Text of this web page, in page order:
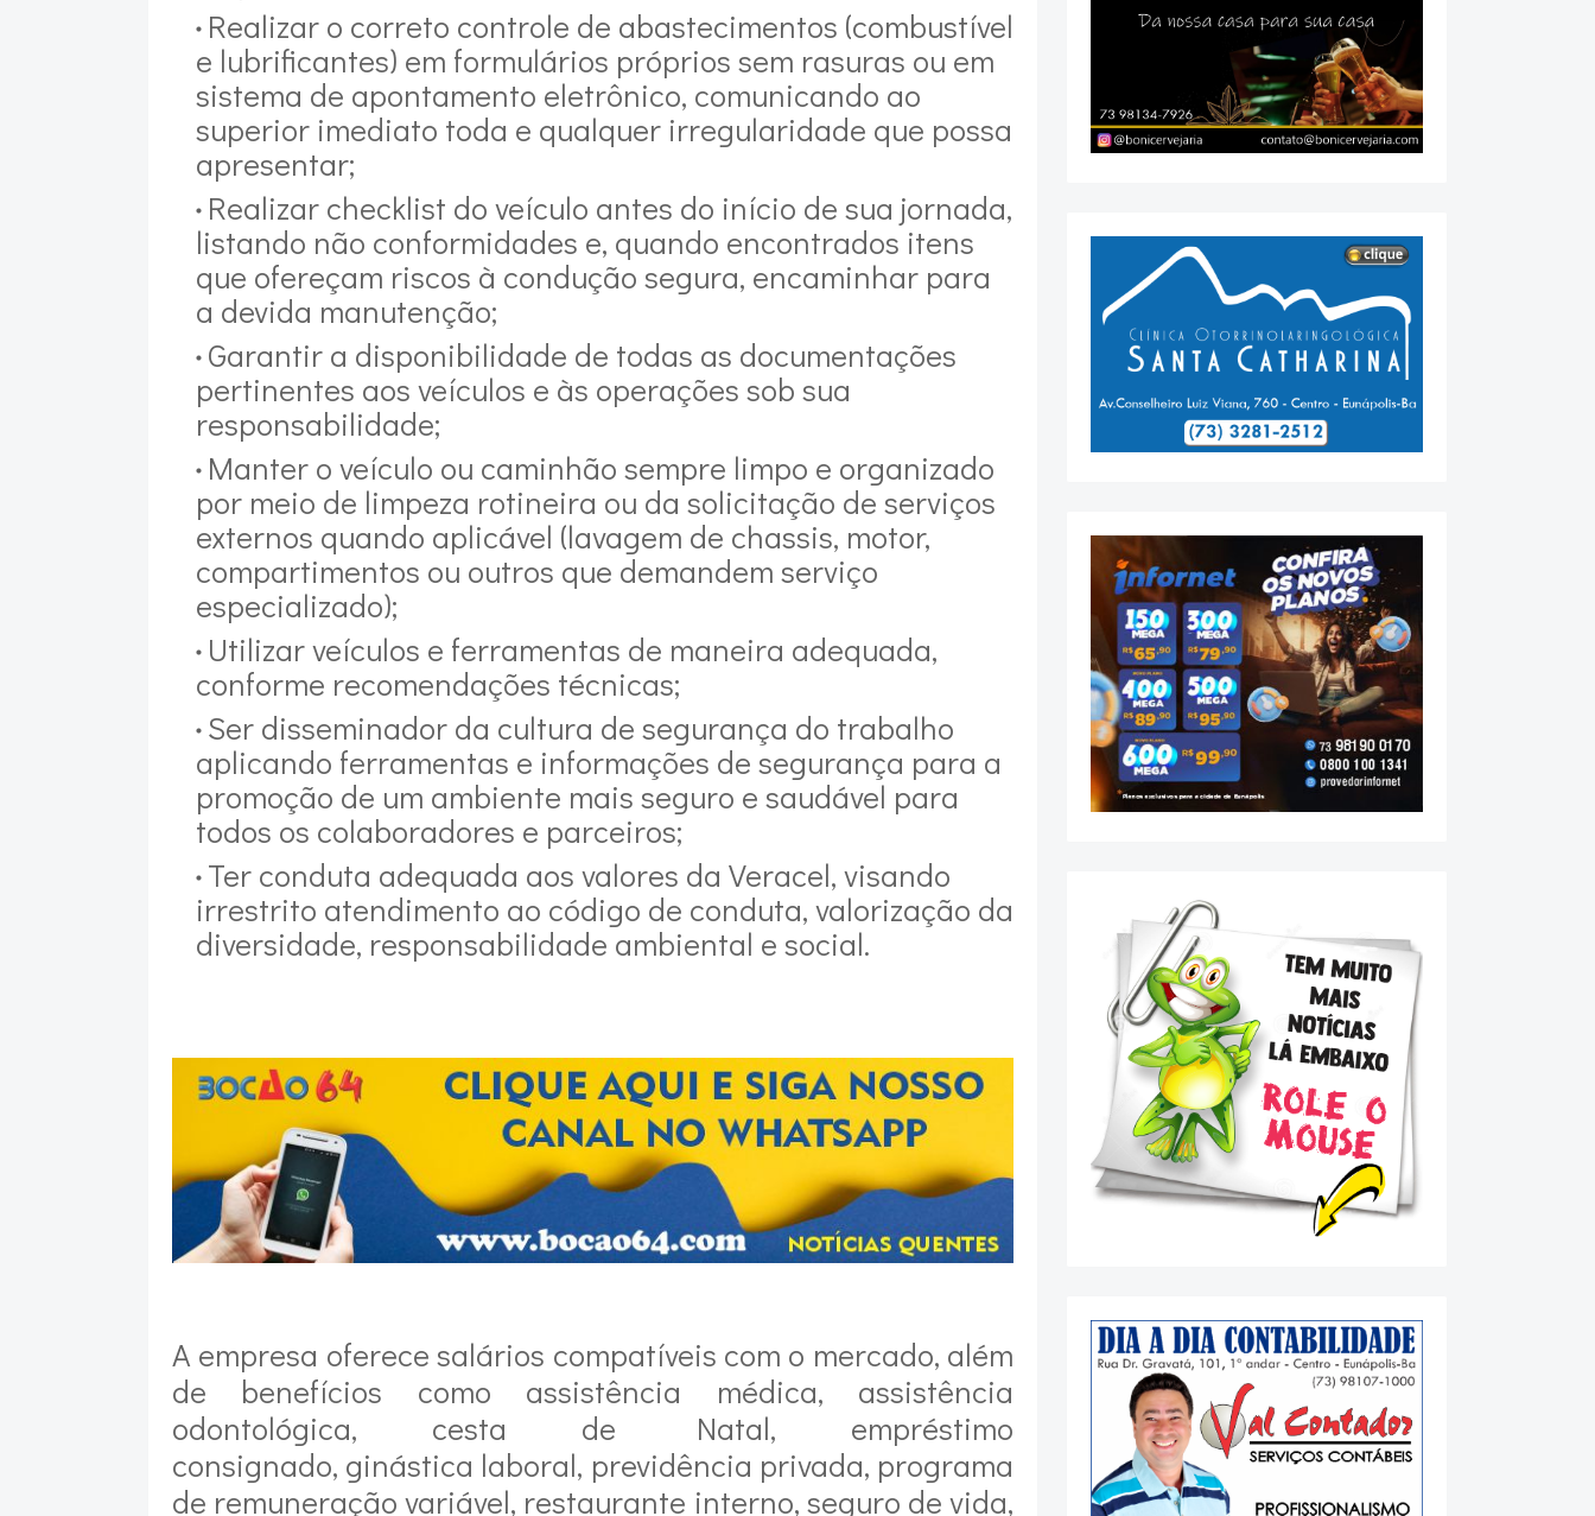
Realizar o correto controle de abastecimentos (combustível
e lubrificantes) em formulários próprios sem rasuras ou em
sistema de apontamento eletrônico, comunicando ao
superior imediato toda e qualquer irregularidade que possa
apresentar;
Realizar checklist do veículo antes do início de sua jornada,
listando não conformidades e, quando encontrados itens
que ofereçam riscos à condução segura, encaminhar para
a devida manutenção;
Garantir a disponibilidade de todas as documentações
pertinentes aos veículos e às operações sob sua
responsabilidade;
Manter o veículo ou caminhão sempre limpo e organizado
por meio de limpeza rotineira ou da solicitação de serviços
externos quando aplicável (lavagem de chassis, motor,
compartimentos ou outros que demandem serviço
especializado);
Utilizar veículos e ferramentas de maneira adequada,
conforme recomendações técnicas;
Ser disseminador da cultura de segurança do trabalho
aplicando ferramentas e informações de segurança para a
promoção de um ambiente mais seguro e saudável para
todos os colaboradores e parceiros;
Ter conduta adequada aos valores da Veracel, visando
irrestrito atendimento ao código de conduta, valorização da
diversidade, responsabilidade ambiental e social.
A empresa oferece salários compatíveis com o mercado, além
de benefícios como assistência médica, assistência
odontológica, cesta de Natal, empréstimo
consignado, ginástica laboral, previdência privada, programa
de remuneração variável, restaurante interno, seguro de vida,